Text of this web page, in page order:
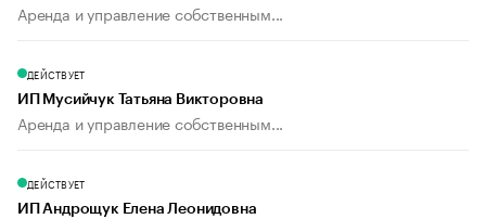
Аренда и управление собственным...
ДЕЙСТВУЕТ
ИП Мусийчук Татьяна Викторовна
Аренда и управление собственным...
ДЕЙСТВУЕТ
ИП Андрощук Елена Леонидовна